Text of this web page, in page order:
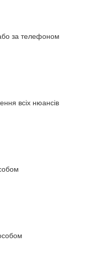
за телефоном
всіх нюансів